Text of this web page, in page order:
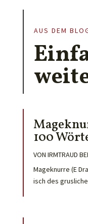
AUS DEM
100
VON IRMTRAUD
Mageknurre (E
isch des